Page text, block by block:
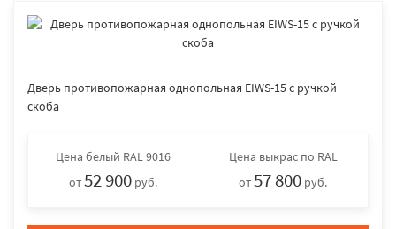
Дверь противопожарная однопольная EIWS-15 с ручкой
скоба
Цена белый RAL 9016
от52 900 руб.
Цена выкрас по RAL
от57 800 руб.